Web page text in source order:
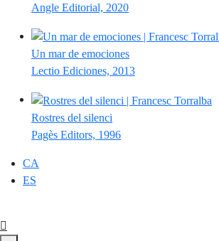
Angle Editorial, 2020
Un mar de emociones
Lectio Ediciones, 2013
Rostres del silenci
Pagès Editors, 1996
CA
ES